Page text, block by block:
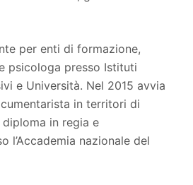
per enti di formazione,
psicologa presso Istituti
e Università. Nel 2015 avvia
in territori di
in regia e
l’Accademia nazionale del